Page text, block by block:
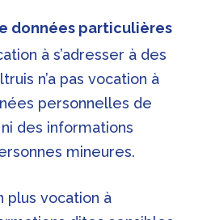
données particulières
à s’adresser à des
n’a pas vocation à
personnelles de
des informations
mineures.
plus vocation à